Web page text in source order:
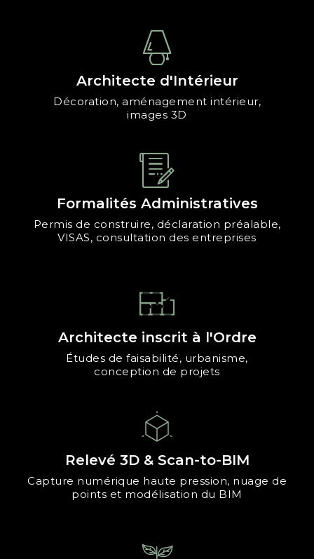
Architecte d'Intérieur
Décoration, aménagement intérieur,
images 3D
Formalités Administratives
Permis de construire, déclaration préalable,
VISAS, consultation des entreprises
Architecte inscrit à l'Ordre
Études de faisabilité, urbanisme,
conception de projets
Relevé 3D & Scan-to-BIM
Capture numérique haute pression, nuage de
points et modélisation du BIM